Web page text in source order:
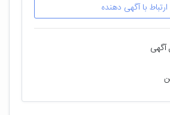
ارتباط با آگهی دهنده